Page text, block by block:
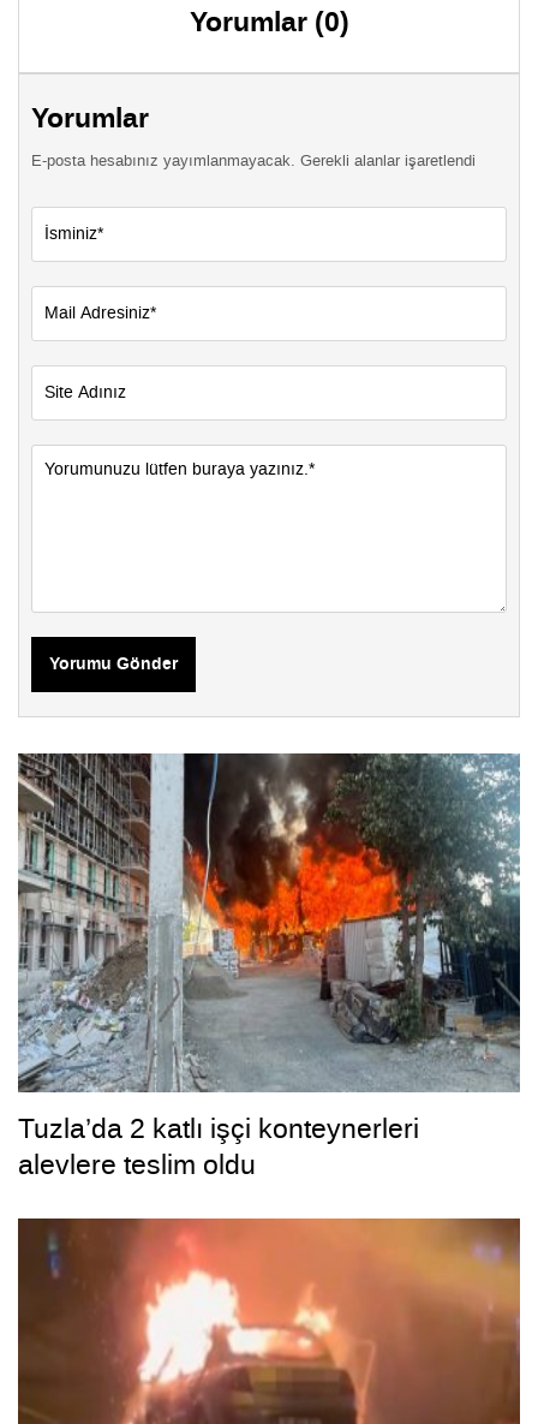
Yorumlar (0)
Yorumlar
E-posta hesabınız yayımlanmayacak. Gerekli alanlar işaretlendi
Yorumu Gönder
Tuzla’da 2 katlı işçi konteynerleri
alevlere teslim oldu